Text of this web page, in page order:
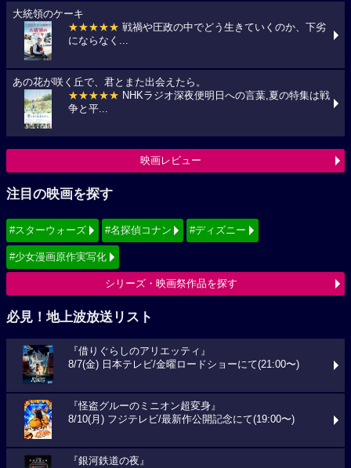
大統領のケーキ
★★★★★ 戦禍や圧政の中でどう生きていくのか、下劣
にならなく...
あの花が咲く丘で、君とまた出会えたら。
★★★★★ NHKラジオ深夜便明日への言葉,夏の特集は戦
争と平...
映画レビュー
注目の映画を探す
#スターウォーズ #名探偵コナン #ディズニー
#少女漫画原作実写化
シリーズ・映画祭作品を探す
必見！地上波放送リスト
『借りぐらしのアリエッティ』
8/7(金) 日本テレビ/金曜ロードショーにて(21:00〜)
『怪盗グルーのミニオン超変身』
8/10(月) フジテレビ/最新作公開記念にて(19:00〜)
『銀河鉄道の夜』